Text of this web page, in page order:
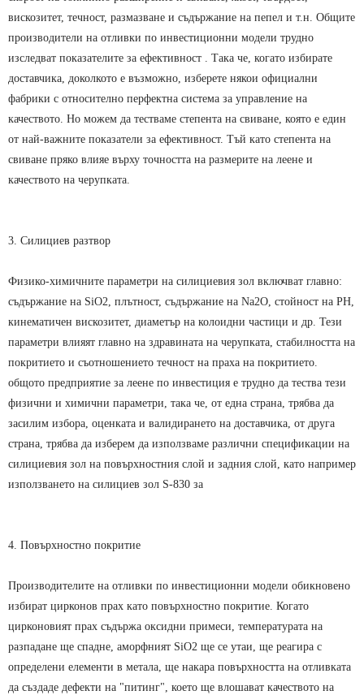
вискозитет, течност, размазване и съдържание на пепел и т.н. Общите
производители на отливки по инвестиционни модели трудно
изследват показателите за ефективност . Така че, когато избирате
доставчика, доколкото е възможно, изберете някои официални
фабрики с относително перфектна система за управление на
качеството. Но можем да тестваме степента на свиване, която е един
от най-важните показатели за ефективност. Тъй като степента на
свиване пряко влияе върху точността на размерите на леене и
качеството на черупката.
3. Силициев разтвор
Физико-химичните параметри на силициевия зол включват главно:
съдържание на SiO2, плътност, съдържание на Na2O, стойност на PH,
кинематичен вискозитет, диаметър на колоидни частици и др. Тези
параметри влияят главно на здравината на черупката, стабилността на
покритието и съотношението течност на праха на покритието.
общото предприятие за леене по инвестиция е трудно да тества тези
физични и химични параметри, така че, от една страна, трябва да
засилим избора, оценката и валидирането на доставчика, от друга
страна, трябва да изберем да използваме различни спецификации на
силициевия зол на повърхностния слой и задния слой, като например
използването на силициев зол S-830 за
4. Повърхностно покритие
Производителите на отливки по инвестиционни модели обикновено
избират цирконов прах като повърхностно покритие. Когато
цирконовият прах съдържа оксидни примеси, температурата на
разпадане ще спадне, аморфният SiO2 ще се утаи, ще реагира с
определени елементи в метала, ще накара повърхността на отливката
да създаде дефекти на "питинг", което ще влошават качеството на